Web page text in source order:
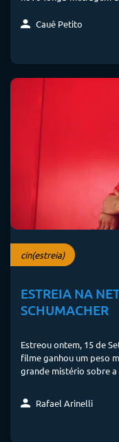
Cauê Petito
cin(estreia)
ESTREIA NA
SCHUMACHER
Estreou ontem, 15 de
filme ganhou um peso
grande mistério sobre
Rafael Arinelli